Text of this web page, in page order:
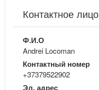
Контактное лицо
Ф.И.О
Andrei Locoman
Контактный номер
+37379522902
Эл. адрес